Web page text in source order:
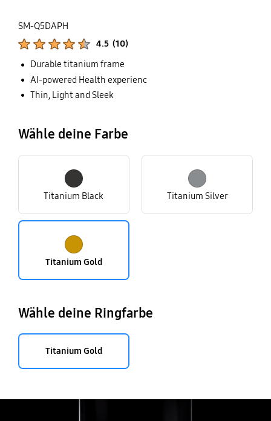
SM-Q5DAPH
4.5 (10)
Durable titanium frame
AI-powered Health experienc
Thin, Light and Sleek
Wähle deine Farbe
Titanium Black Titanium Silver
Titanium Gold
Wähle deine Ringfarbe
Titanium Gold
Galaxy